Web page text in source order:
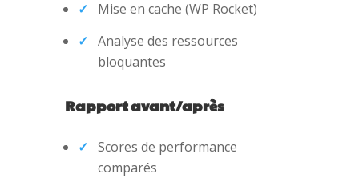
Mise en cache (WP Rocket)
Analyse des ressources
bloquantes
Rapport avant/après
Scores de performance
comparés